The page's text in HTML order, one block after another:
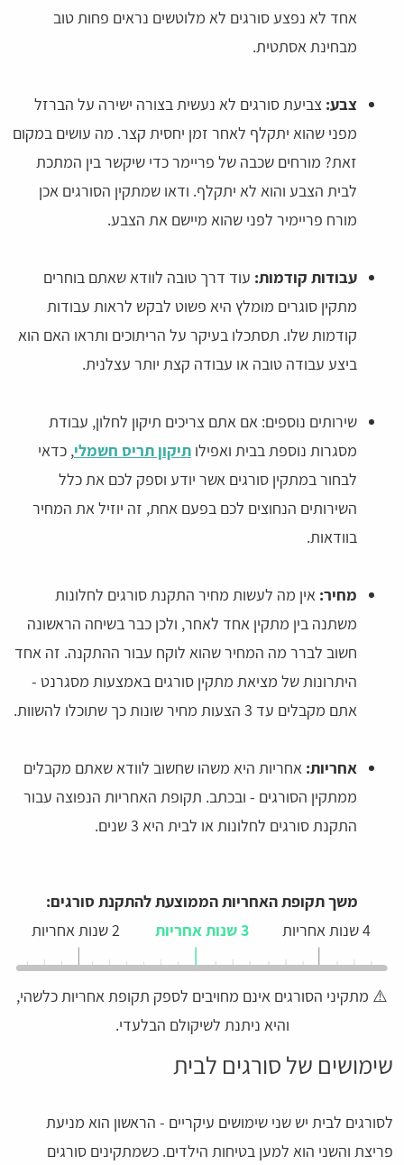
אחד לא נפצע סורגים לא מלוטשים נראים פחות טוב
מבחינת אסתטית.
צבע: צביעת סורגים לא נעשית בצורה ישירה על הברזל
מפני שהוא יתקלף לאחר זמן יחסית קצר. מה עושים במקום
זאת? מורחים שכבה של פריימר כדי שיקשר בין המתכת
לבית הצבע והוא לא יתקלף. ודאו שמתקין הסורגים אכן
מורח פריימיר לפני שהוא מיישם את הצבע.
עבודות קודמות: עוד דרך טובה לוודא שאתם בוחרים
מתקין סוגרים מומלץ היא פשוט לבקש לראות עבודות
קודמות שלו. תסתכלו בעיקר על הריתוכים ותראו האם הוא
ביצע עבודה טובה או עבודה קצת יותר עצלנית.
שירותים נוספים: אם אתם צריכים תיקון לחלון, עבודת
מסגרות נוספת בבית ואפילו תיקון תריס חשמלי, כדאי
לבחור במתקין סורגים אשר יודע וספק לכם את כלל
השירותים הנחוצים לכם בפעם אחת, זה יוזיל את המחיר
בוודאות.
מחיר: אין מה לעשות מחיר התקנת סורגים לחלונות
משתנה בין מתקין אחד לאחר, ולכן כבר בשיחה הראשונה
חשוב לברר מה המחיר שהוא לוקח עבור ההתקנה. זה אחד
היתרונות של מציאת מתקין סורגים באמצעות מסגרנט -
אתם מקבלים עד 3 הצעות מחיר שונות כך שתוכלו להשוות.
אחריות: אחריות היא משהו שחשוב לוודא שאתם מקבלים
ממתקין הסורגים - ובכתב. תקופת האחריות הנפוצה עבור
התקנת סורגים לחלונות או לבית היא 3 שנים.
משך תקופת האחריות הממוצעת להתקנת סורגים:
4 שנות אחריות
3 שנות אחריות
⚠️ מתקיני הסורגים אינם מחויבים לספק תקופת אחריות כלשהי,
והיא ניתנת לשיקולם הבלעדי.
שימושים של סורגים לבית
לסורגים לבית יש שני שימושים עיקריים - הראשון הוא מניעת
פריצת והשני הוא למען בטיחות הילדים. כשמתקינים סורגים